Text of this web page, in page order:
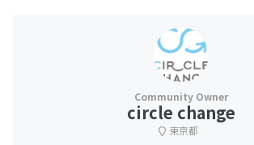
circle change
東京都